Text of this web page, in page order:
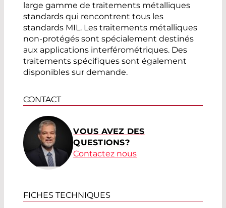
large gamme de traitements métalliques
standards qui rencontrent tous les
standards MIL. Les traitements métalliques
non-protégés sont spécialement destinés
aux applications interférométriques. Des
traitements spécifiques sont également
disponibles sur demande.
CONTACT
VOUS AVEZ DES
QUESTIONS?
Contactez nous
FICHES TECHNIQUES